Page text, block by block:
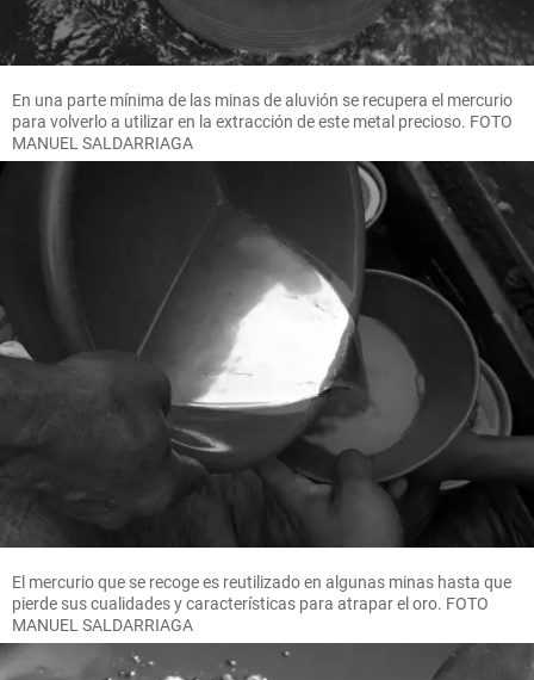
En una parte mínima de las minas de aluvión se recupera el mercurio
para volverlo a utilizar en la extracción de este metal precioso. FOTO
MANUEL SALDARRIAGA
El mercurio que se recoge es reutilizado en algunas minas hasta que
pierde sus cualidades y características para atrapar el oro. FOTO
MANUEL SALDARRIAGA